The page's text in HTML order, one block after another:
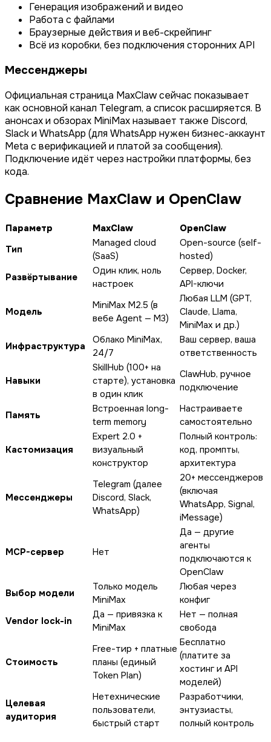
Генерация изображений и видео
Работа с файлами
Браузерные действия и веб-скрейпинг
Всё из коробки, без подключения сторонних API
Мессенджеры
Официальная страница MaxClaw сейчас показывает
как основной канал Telegram, а список расширяется. В
анонсах и обзорах MiniMax называет также Discord,
Slack и WhatsApp (для WhatsApp нужен бизнес-аккаунт
Meta с верификацией и платой за сообщения).
Подключение идёт через настройки платформы, без
кода.
Сравнение MaxClaw и OpenClaw
Параметр MaxClaw
OpenClaw
Тип
Managed cloud
(SaaS)
Open-source (self-
hosted)
Развёртывание
Один клик, ноль
настроек
Сервер, Docker,
API-ключи
Модель
MiniMax M2.5 (в
вебе Agent — M3)
Любая LLM (GPT,
Claude, Llama,
MiniMax и др.)
Инфраструктура
Облако MiniMax,
24/7
Ваш сервер, ваша
ответственность
Навыки
SkillHub (100+ на
старте), установка
в один клик
ClawHub, ручное
подключение
Память
Встроенная long-
term memory
Настраиваете
самостоятельно
Кастомизация
Expert 2.0 +
визуальный
конструктор
Полный контроль:
код, промпты,
архитектура
Мессенджеры
Telegram (далее
Discord, Slack,
WhatsApp)
20+ мессенджеров
(включая
WhatsApp, Signal,
iMessage)
MCP-сервер Нет
Да — другие
агенты
подключаются к
OpenClaw
Выбор модели
Только модель
MiniMax
Любая через
конфиг
Vendor lock-in
Да — привязка к
MiniMax
Нет — полная
свобода
Стоимость
Free-тир + платные
планы (единый
Token Plan)
Бесплатно
(платите за
хостинг и API
моделей)
Целевая
аудитория
Нетехнические
пользователи,
быстрый старт
Разработчики,
энтузиасты,
полный контроль